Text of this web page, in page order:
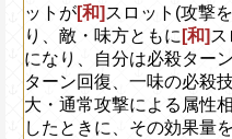
突と自由タイプキャラの
、敵の状態異常無効の効果
全体の被ダメージを1.3倍に
ットが[和] スロット(攻撃
り、敵・味方ともに [和]
になり、自分は必殺ター
ターン回復、一味の必殺
大・通常攻撃による属性
したときに、その効果量